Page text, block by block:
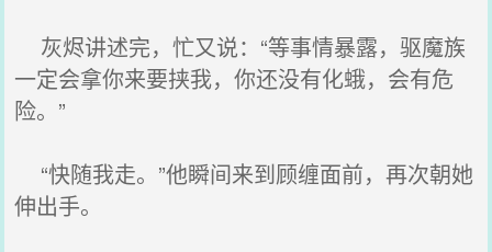
灰烬讲述完，忙又说：“等事情暴露，驱魔族
一定会拿你来要挟我，你还没有化蛾，会有危
险。”
“快随我走。”他瞬间来到顾缠面前，再次朝她
伸出手。